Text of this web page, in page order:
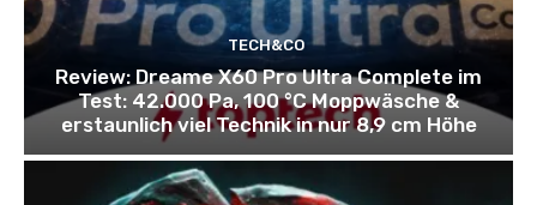
TECH&CO
Review: Dreame X60 Pro Ultra Complete im
Test: 42.000 Pa, 100 °C Moppwäsche &
erstaunlich viel Technik in nur 8,9 cm Höhe